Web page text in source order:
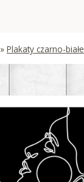
» Plakaty czarno-białe